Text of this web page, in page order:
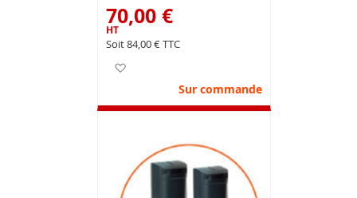
70,00 €
84,00 €
Sur commande